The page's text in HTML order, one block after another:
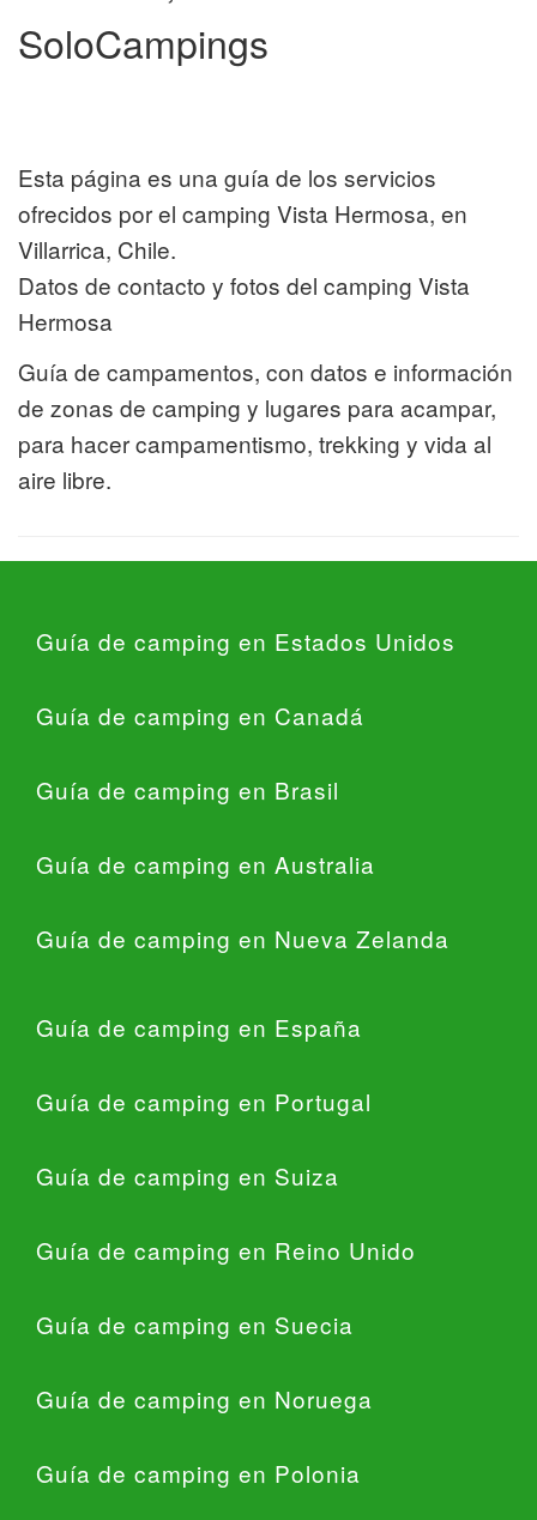
SoloCampings
Esta página es una guía de los servicios
ofrecidos por el camping Vista Hermosa, en
Villarrica, Chile.
Datos de contacto y fotos del camping Vista
Hermosa
Guía de campamentos, con datos e información
de zonas de camping y lugares para acampar,
para hacer campamentismo, trekking y vida al
aire libre.
Guía de camping en Estados Unidos
Guía de camping en Canadá
Guía de camping en Brasil
Guía de camping en Australia
Guía de camping en Nueva Zelanda
Guía de camping en España
Guía de camping en Portugal
Guía de camping en Suiza
Guía de camping en Reino Unido
Guía de camping en Suecia
Guía de camping en Noruega
Guía de camping en Polonia